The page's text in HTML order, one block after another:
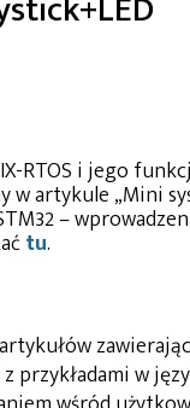
RTOS i jego
w artykule „Mini
–
tu.
artykułów
z przykładami w